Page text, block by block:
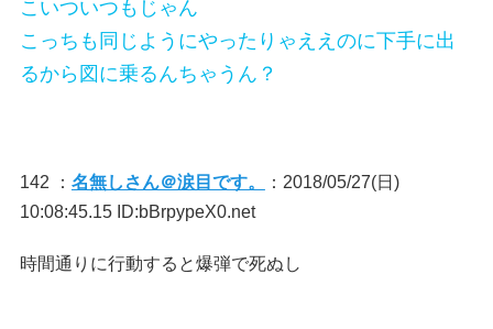
こいついつもじゃん
こっちも同じようにやったりゃええのに下手に出
るから図に乗るんちゃうん？
142 ： 名無しさん＠涙目です。
：2018/05/27(日)
10:08:45.15 ID:bBrpypeX0.net
時間通りに行動すると爆弾で死ぬし